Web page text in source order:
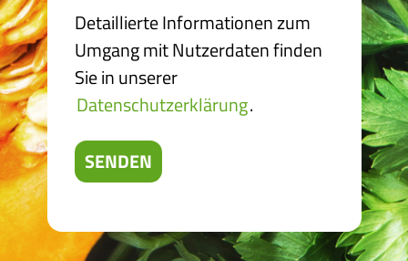
Detaillierte Informationen zum
Umgang mit Nutzerdaten finden
Sie in unserer
Datenschutzerklärung.
SENDEN